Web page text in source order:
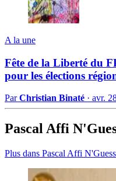
A la une
Fête de la Liberté du
pour les élections
ParChristian Binaté · avr.
Pascal Affi
Plus dans Pascal Affi